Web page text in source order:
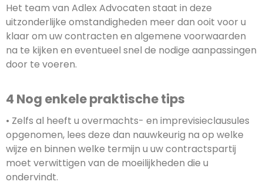
Het team van Adlex Advocaten staat in deze
uitzonderlijke omstandigheden meer dan ooit voor u
klaar om uw contracten en algemene voorwaarden
na te kijken en eventueel snel de nodige aanpassingen
door te voeren.
4 Nog enkele praktische tips
• Zelfs al heeft u overmachts- en imprevisieclausules
opgenomen, lees deze dan nauwkeurig na op welke
wijze en binnen welke termijn u uw contractspartij
moet verwittigen van de moeilijkheden die u
ondervindt.